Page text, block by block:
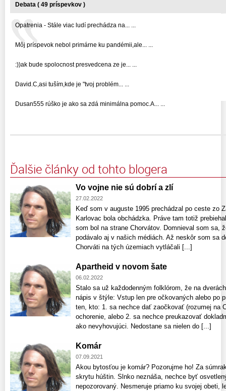
Debata ( 49 príspevkov )
Opatrenia - Stále viac ludí prechádza na... ...
Môj príspevok nebol primárne ku pandémii,ale... ...
:))ak bude spolocnost presvedcena ze je... ...
David.C,asi tuším,kde je "tvoj problém... ...
Dusan555 rúško je ako sa zdá minimálna pomoc.A... ...
Ďalšie články od tohto blogera
Vo vojne nie sú dobrí a zlí
27.02.2022
Keď som v auguste 1995 prechádzal po ceste zo
Karlovac bola obchádzka. Práve tam totiž
som bol na strane Chorvátov. Domnieval som sa,
podávalo aj v našich médiách. Až neskôr som sa
Chorváti na tých územiach vytláčali [...]
Apartheid v novom šate
06.02.2022
Stalo sa už každodenným folklórom, že na
nápis v štýle: Vstup len pre očkovaných alebo po
ten, kto: 1. sa nechce dať zaočkovať (rozumej na
ochorenie, alebo 2. sa nechce preukazovať
ako nevyhovujúci. Nedostane sa nielen do [...]
Komár
07.09.2021
Akou bytosťou je komár? Pozorujme ho! Za
skrytu húštin. Slnko neznáša, nechce byť
nepozorovaný. Nesmeruje priamo ku svojej obeti,